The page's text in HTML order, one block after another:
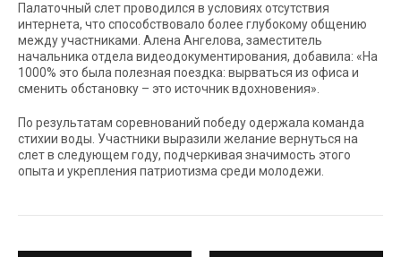
Палаточный слет проводился в условиях отсутствия
интернета, что способствовало более глубокому общению
между участниками. Алена Ангелова, заместитель
начальника отдела видеодокументирования, добавила: «На
1000% это была полезная поездка: вырваться из офиса и
сменить обстановку – это источник вдохновения».
По результатам соревнований победу одержала команда
стихии воды. Участники выразили желание вернуться на
слет в следующем году, подчеркивая значимость этого
опыта и укрепления патриотизма среди молодежи.